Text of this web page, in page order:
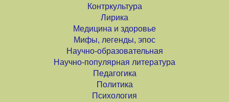
Контркультура
Лирика
Медицина и здоровье
Мифы, легенды, эпос
Научно-образовательная
Научно-популярная литература
Педагогика
Политика
Психология